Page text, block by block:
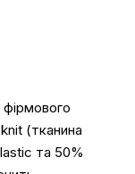
фірмового
(тканина
та 50%